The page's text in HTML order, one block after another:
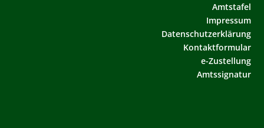
Amtstafel
Impressum
Datenschutzerklärung
Kontaktformular
e-Zustellung
Amtssignatur